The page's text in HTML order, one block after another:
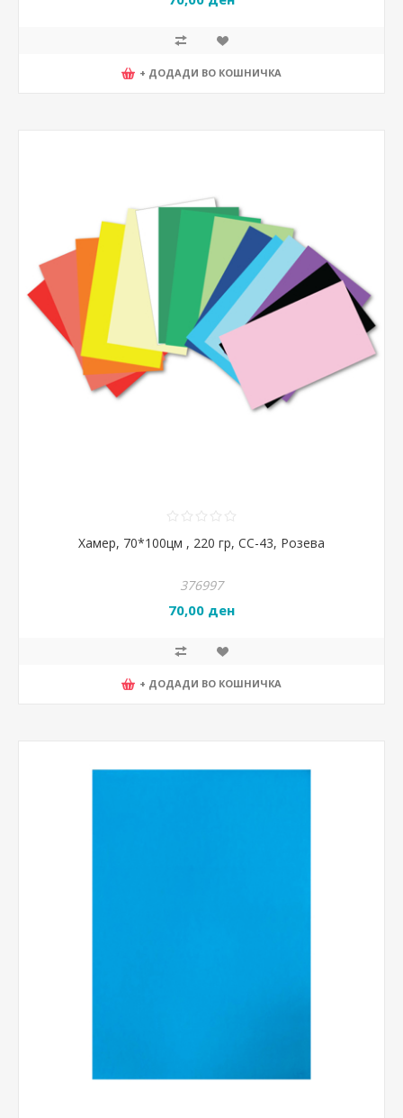
+ ДОДАДИ ВО КОШНИЧКА
Хамер, 70*100цм , 220 гр, CC-43, Розева
376997
70,00 ден
+ ДОДАДИ ВО КОШНИЧКА